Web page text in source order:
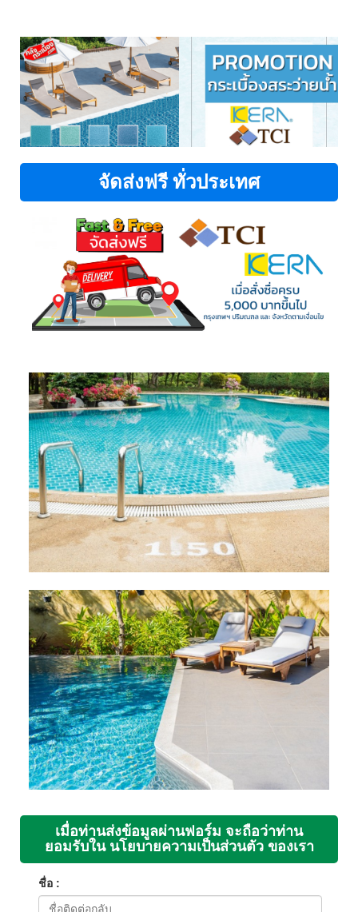
จัดส่งฟรี ทั่วประเทศ
เมื่อท่านส่งข้อมูลผ่านฟอร์ม จะถือว่าท่าน
ยอมรับใน นโยบายความเป็นส่วนตัว ของเรา
ชื่อ :